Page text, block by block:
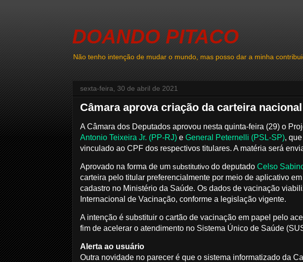
DOANDO PITACO
Não tenho intenção de mudar o mundo, mas posso dar a minha
sexta-feira, 30 de abril de 2021
Câmara aprova criação da carteira
A Câmara dos Deputados aprovou nesta quinta-feira (29) o
Antonio Teixeira Jr. (PP-RJ) e General Peternelli (PSL-SP),
vinculado ao CPF dos respectivos titulares. A matéria será
Aprovado na forma de um substitutivo do deputado Celso
carteira pelo titular preferencialmente por meio de aplicativo
cadastro no Ministério da Saúde. Os dados de vacinação
Internacional de Vacinação, conforme a legislação vigente.
A intenção é substituir o cartão de vacinação em papel pelo
fim de acelerar o atendimento no Sistema Único de Saúde
Alerta ao usuário
Outra novidade no parecer é que o sistema informatizado da